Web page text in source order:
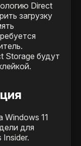
Direct
загрузку
Storage будут
Windows 11
для